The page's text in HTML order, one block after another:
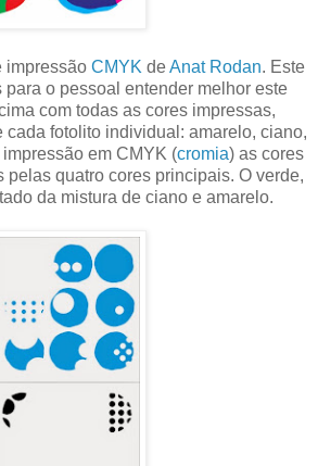
impressão CMYK deAnat Rodan. Este
para o pessoal entender melhor este
com todas as cores impressas,
cada fotolito individual: amarelo, ciano,
em CMYK (cromia) as cores
pelas quatro cores principais. O verde,
da mistura de ciano e amarelo.